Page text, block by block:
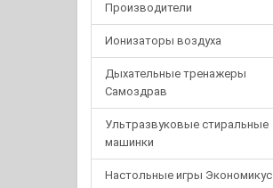
Производители
Ионизаторы воздуха
Дыхательные тренажеры
Самоздрав
Ультразвуковые стиральные
машинки
Настольные игры Экономикус